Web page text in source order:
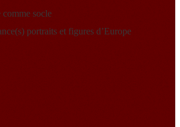
comme socle
portraits et figures d’Europe